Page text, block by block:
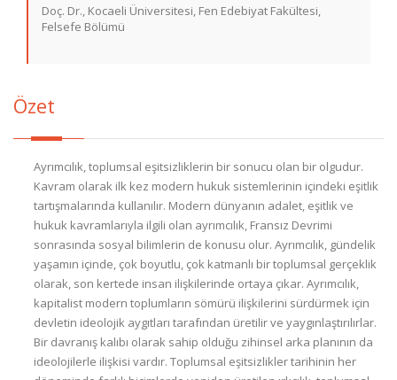
Doç. Dr., Kocaeli Üniversitesi, Fen Edebiyat Fakültesi,
Felsefe Bölümü
Özet
Ayrımcılık, toplumsal eşitsizliklerin bir sonucu olan bir olgudur.
Kavram olarak ilk kez modern hukuk sistemlerinin içindeki eşitlik
tartışmalarında kullanılır. Modern dünyanın adalet, eşitlik ve
hukuk kavramlarıyla ilgili olan ayrımcılık, Fransız Devrimi
sonrasında sosyal bilimlerin de konusu olur. Ayrımcılık, gündelik
yaşamın içinde, çok boyutlu, çok katmanlı bir toplumsal gerçeklik
olarak, son kertede insan ilişkilerinde ortaya çıkar. Ayrımcılık,
kapitalist modern toplumların sömürü ilişkilerini sürdürmek için
devletin ideolojik aygıtları tarafından üretilir ve yaygınlaştırılırlar.
Bir davranış kalıbı olarak sahip olduğu zihinsel arka planının da
ideolojilerle ilişkisi vardır. Toplumsal eşitsizlikler tarihinin her